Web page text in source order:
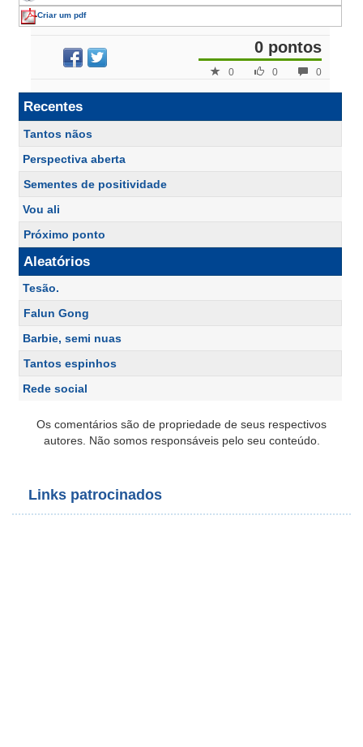
Criar um pdf
0 pontos
0
0
0
Recentes
Tantos nãos
Perspectiva aberta
Sementes de positividade
Vou ali
Próximo ponto
Aleatórios
Tesão.
Falun Gong
Barbie, semi nuas
Tantos espinhos
Rede social
Os comentários são de propriedade de seus respectivos
autores. Não somos responsáveis pelo seu conteúdo.
Links patrocinados